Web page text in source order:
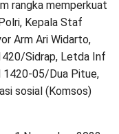
rangka memperkuat
Kepala Staf
Arm Ari Widarto,
Sidrap, Letda Inf
1420-05/Dua Pitue,
sosial (Komsos)